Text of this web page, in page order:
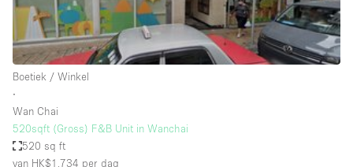
Foto / Filmstudio
Galerie
Hal
Kantoorruimte
Kraampje / Kiosk / Stalletje
Boetiek / Winkel
∙
Wan Chai
520sqft (Gross) F&B Unit in Wanchai
520 sq ft
van HK$1,734 per dag